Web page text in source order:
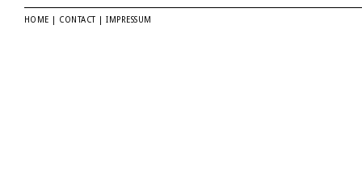
HOME CONTACT |IMPRESSUM